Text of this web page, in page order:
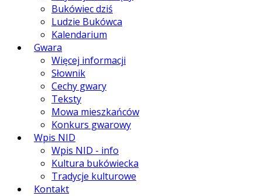
Bukówiec dziś
Ludzie Bukówca
Kalendarium
Gwara
Więcej informacji
Słownik
Cechy gwary
Teksty
Mowa mieszkańców
Konkurs gwarowy
Wpis NID
Wpis NID - info
Kultura bukówiecka
Tradycje kulturowe
Kontakt